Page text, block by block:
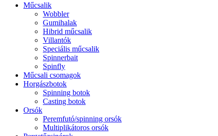
Műcsalik
Wobbler
Gumihalak
Hibrid műcsalik
Villantók
Speciális műcsalik
Spinnerbait
Spinfly
Műcsali csomagok
Horgászbotok
Spinning botok
Casting botok
Orsók
Peremfutó/spinning orsók
Multiplikátoros orsók